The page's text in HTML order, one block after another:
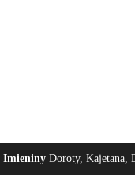
Imieniny Doroty, Kajetana,